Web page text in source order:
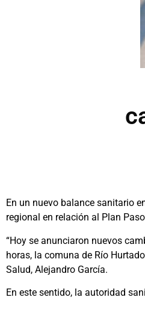
En un nuevo balance sanitario
regional en relación al Plan
“Hoy se anunciaron nuevos
horas, la comuna de Río
Salud, Alejandro García.
En este sentido, la autoridad